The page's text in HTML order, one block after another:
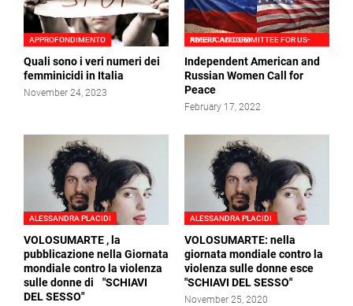
APPROFONDIMENTO
Quali sono i veri numeri dei
femminicidi in Italia
November 24, 2023
AMERICAN COMMITTEE FOR US-RUSSIA ACCORD
Independent American and
Russian Women Call for
Peace
February 17, 2022
ALESSANDRA PLACIDI
VOLOSUMARTE , la
pubblicazione nella Giornata
mondiale contro la violenza
sulle donne di "SCHIAVI
DEL SESSO"
ALESSANDRA PLACIDI
VOLOSUMARTE: nella
giornata mondiale contro la
violenza sulle donne esce
"SCHIAVI DEL SESSO"
November 25, 2020